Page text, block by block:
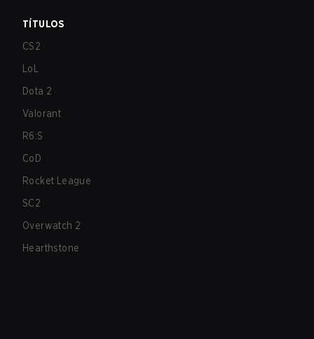
TÍTULOS
CS2
LoL
Dota 2
Valorant
R6:S
CoD
Rocket League
SC2
Overwatch 2
Hearthstone